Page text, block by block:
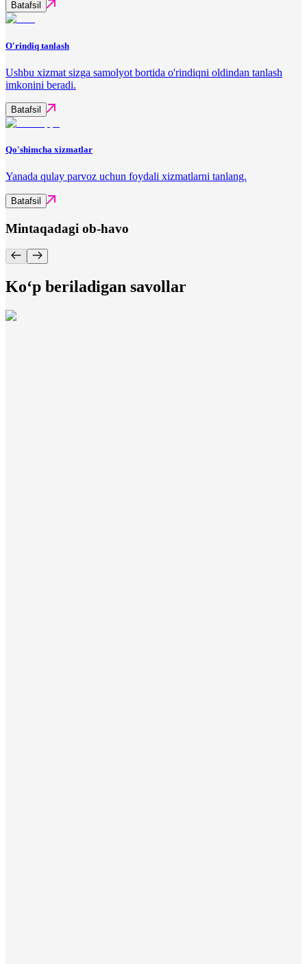
Batafsil
O'rindiq tanlash
Ushbu xizmat sizga samolyot bortida o'rindiqni oldindan tanlash
imkonini beradi.
Batafsil
Qo'shimcha xizmatlar
Yanada qulay parvoz uchun foydali xizmatlarni tanlang.
Batafsil
Mintaqadagi ob-havo
Ko‘p beriladigan savollar